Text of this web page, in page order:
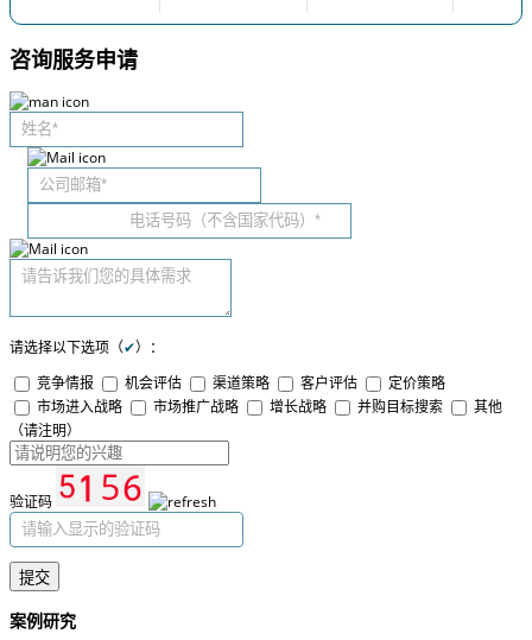
咨询服务申请
请选择以下选项（✔）：
竞争情报
机会评估 渠道策略 客户评估
定价策略
市场进入战略
市场推广战略 增长战略 并购目标搜索
其他
（请注明）
验证码
提交
案例研究